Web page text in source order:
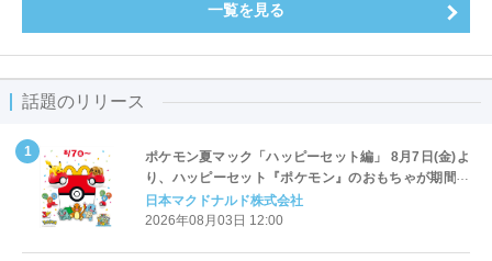
一覧を見る
話題のリリース
ポケモン夏マック「ハッピーセット編」 8月7日(金)よ
り、ハッピーセット『ポケモン』のおもちゃが期間限
定登場
日本マクドナルド株式会社
2026年08月03日 12:00